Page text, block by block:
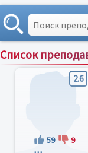
Список
2.6
59 9